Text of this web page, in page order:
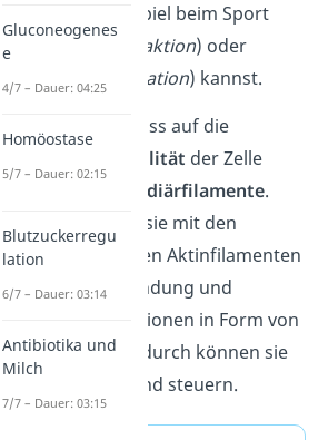
Muskeln zum Beispiel beim Sport
anspannen (
Kontraktion) oder
entspannen (Relaxation) kannst.
Den größten Einfluss auf die
Stabilität der Zelle
Intermediärfilamente.
Außerdem stehen sie mit den
Mikrotubuli und den Aktinfilamenten
in ständiger Verbindung und
tauschen Informationen in Form von
Proteinenaus. Dadurch können sie
diese regulieren und steuern.
Gluconeogenes
e
4/7 – Dauer: 04:25
Homöostase
5/7 – Dauer: 02:15
Blutzuckerregu
lation
6/7 – Dauer: 03:14
Antibiotika und
Milch
7/7 – Dauer: 03:15